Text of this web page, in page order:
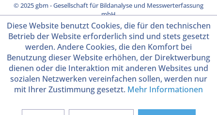
© 2025 gbm - Gesellschaft für Bildanalyse und Messwerterfassung
mbH
Diese Website benutzt Cookies, die für den technischen
Betrieb der Website erforderlich sind und stets gesetzt
werden. Andere Cookies, die den Komfort bei
Benutzung dieser Website erhöhen, der Direktwerbung
dienen oder die Interaktion mit anderen Websites und
sozialen Netzwerken vereinfachen sollen, werden nur
mit Ihrer Zustimmung gesetzt. Mehr Informationen